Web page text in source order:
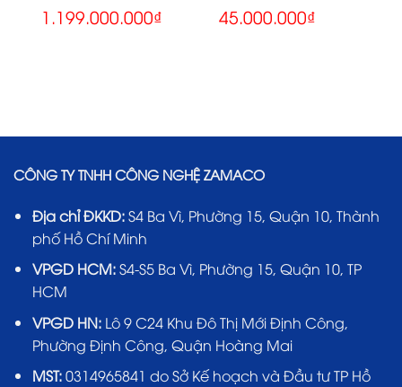
1.199.000.000₫ 45.000.000₫
CÔNG TY TNHH CÔNG NGHỆ ZAMACO
Địa chỉ ĐKKD:S4 Ba Vì, Phường 15, Quận 10, Thành
phố Hồ Chí Minh
VPGD HCM:S4-S5 Ba Vì, Phường 15, Quận 10, TP
HCM
VPGD HN:Lô 9 C24 Khu Đô Thị Mới Định Công,
Phường Định Công, Quận Hoàng Mai
MST:0314965841 do Sở Kế hoạch và Đầu tư TP Hồ